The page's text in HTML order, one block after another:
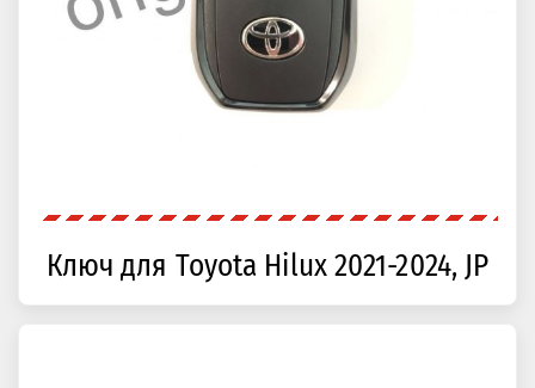
Ключ для Toyota Hilux 2021-2024, JP